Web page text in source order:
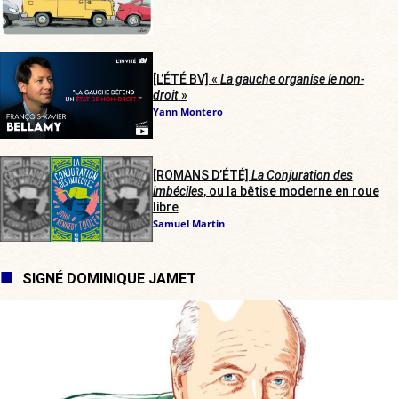
[L’ÉTÉ BV] « La gauche organise le non-
droit»
Yann Montero
[ROMANS D’ÉTÉ] La Conjuration des
imbéciles, ou la bêtise moderne en roue
libre
Samuel Martin
SIGNÉ DOMINIQUE JAMET